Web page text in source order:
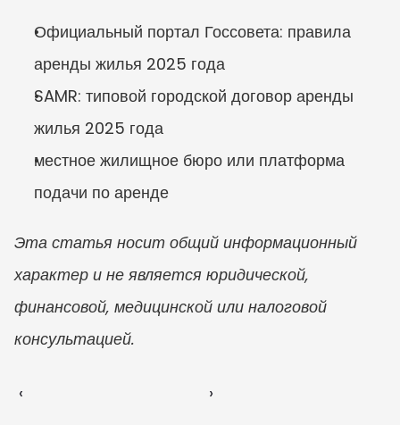
Официальный портал Госсовета: правила
аренды жилья 2025 года
SAMR: типовой городской договор аренды
жилья 2025 года
местное жилищное бюро или платформа
подачи по аренде
Эта статья носит общий информационный
характер и не является юридической,
финансовой, медицинской или налоговой
консультацией.
‹ ›